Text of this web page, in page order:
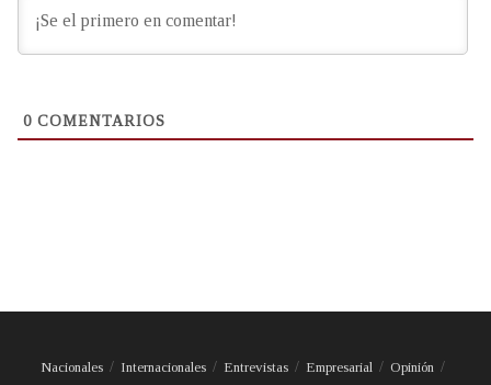
0 COMENTARIOS
Nacionales Internacionales Entrevistas Empresarial
Opinión